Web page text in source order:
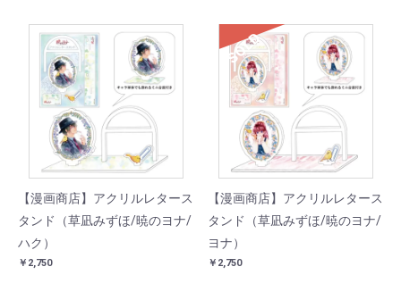
【漫画商店】アクリルレタース
タンド（草凪みずほ/暁のヨナ/
ハク）
￥2,750
SOLD
【漫画商店】アクリルレタース
タンド（草凪みずほ/暁のヨナ/
ヨナ）
￥2,750